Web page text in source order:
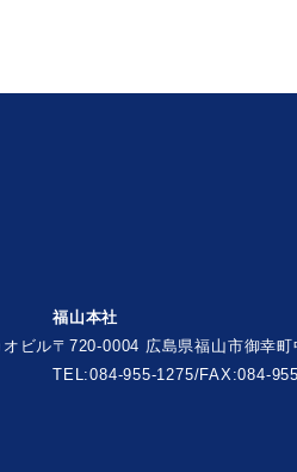
オビル
福山本社
〒720-0004 広島県福山市御幸
TEL:084-955-1275/FAX:084-